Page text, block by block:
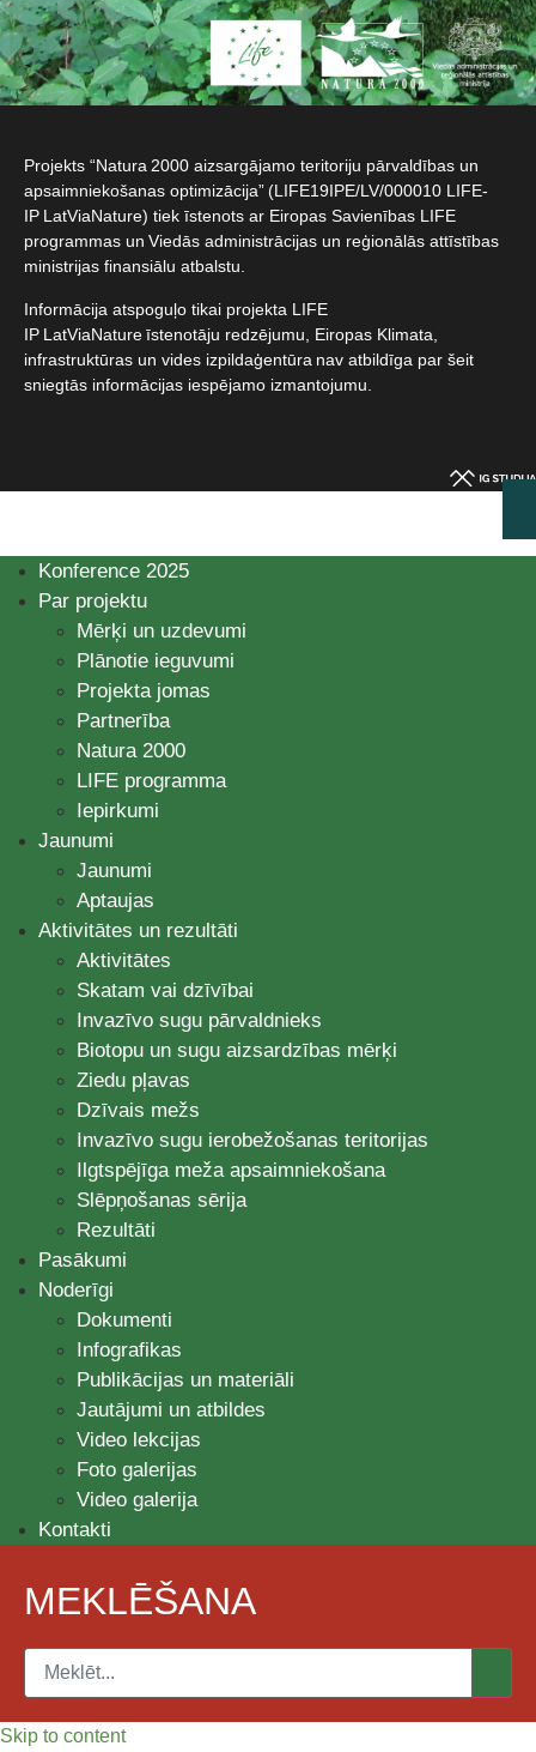
Projekts “Natura 2000 aizsargājamo teritoriju pārvaldības un
apsaimniekošanas optimizācija” (LIFE19IPE/LV/000010 LIFE-
IP LatViaNature) tiek īstenots ar Eiropas Savienības LIFE
programmas un Viedās administrācijas un reģionālās attīstības
ministrijas finansiālu atbalstu.​
Informācija atspoguļo tikai projekta LIFE
IP LatViaNature īstenotāju redzējumu, Eiropas Klimata,
infrastruktūras un vides izpildaģentūra nav atbildīga par šeit
sniegtās informācijas iespējamo izmantojumu.​
Konference 2025
Par projektu
Mērķi un uzdevumi
Plānotie ieguvumi
Projekta jomas
Partnerība
Natura 2000
LIFE programma
Iepirkumi
Jaunumi
Jaunumi
Aptaujas
Aktivitātes un rezultāti
Aktivitātes
Skatam vai dzīvībai
Invazīvo sugu pārvaldnieks
Biotopu un sugu aizsardzības mērķi
Ziedu pļavas
Dzīvais mežs
Invazīvo sugu ierobežošanas teritorijas
Ilgtspējīga meža apsaimniekošana
Slēpņošanas sērija
Rezultāti
Pasākumi
Noderīgi
Dokumenti
Infografikas
Publikācijas un materiāli
Jautājumi un atbildes
Video lekcijas
Foto galerijas
Video galerija
Kontakti
MEKLĒŠANA
Skip to content